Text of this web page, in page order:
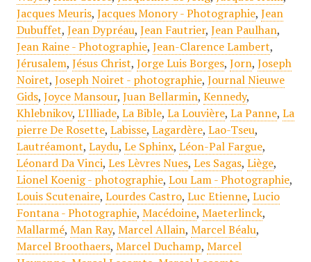
Jacques Meuris, Jacques Monory - Photographie, Jean
Dubuffet, Jean Dypréau, Jean Fautrier, Jean Paulhan,
Jean Raine - Photographie, Jean-Clarence Lambert,
Jérusalem, Jésus Christ, Jorge Luis Borges, Jorn, Joseph
Noiret, Joseph Noiret - photographie, Journal Nieuwe
Gids, Joyce Mansour, Juan Bellarmin, Kennedy,
Khlebnikov, L'Illiade, La Bible, La Louvière, La Panne, La
pierre De Rosette, Labisse, Lagardère, Lao-Tseu,
Lautréamont, Laydu, Le Sphinx, Léon-Pal Fargue,
Léonard Da Vinci, Les Lèvres Nues, Les Sagas, Liège,
Lionel Koenig - photographie, Lou Lam - Photographie,
Louis Scutenaire, Lourdes Castro, Luc Etienne, Lucio
Fontana - Photographie, Macédoine, Maeterlinck,
Mallarmé, Man Ray, Marcel Allain, Marcel Béalu,
Marcel Broothaers, Marcel Duchamp, Marcel